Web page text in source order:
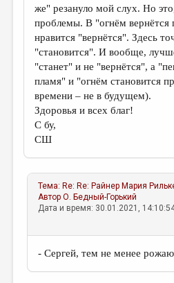
же" резануло мой слух. Но
проблемы. В "огнём вернётся
нравится "вернётся". Здесь
"становится". И вообще,
"станет" и не "вернётся", а
пламя" и "огнём становится
времени – не в будущем).
Здоровья и всех благ!
С бу,
СШ
Тема: Re: Re: Райнер Мария
АвторО. Бедный-Горький
Дата и время: 30.01.2021,
- Сергей, тем не менее